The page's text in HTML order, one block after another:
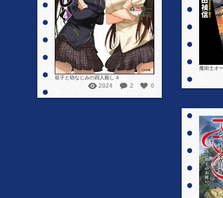
魔術士オ
詳細を見る
双子と幼なじみの四人殺し 4
2024 2 0